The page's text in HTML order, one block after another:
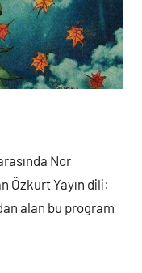
Nor
Özkurt Yayın dili:
alan bu program